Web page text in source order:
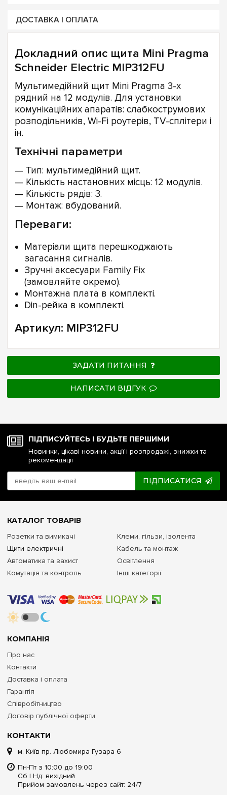
ДОСТАВКА І ОПЛАТА
Докладний опис щита Mini Pragma
Schneider Electric MIP312FU
Мультимедійний щит Mini Pragma 3-х
рядний на 12 модулів. Для установки
комунікаційних апаратів: слабкострумових
розподільників, Wi-Fi роутерів, TV-сплітери і
ін.
Технічні параметри
— Тип: мультимедійний щит.
— Кількість настановних місць: 12 модулів.
— Кількість рядів: 3.
— Монтаж: вбудований.
Переваги:
Матеріали щита перешкоджають
загасання сигналів.
Зручні аксесуари Family Fix
(замовляйте окремо).
Монтажна плата в комплекті.
Din-рейка в комплекті.
Артикул: MIP312FU
ЗАДАТИ ПИТАННЯ
НАПИСАТИ ВІДГУК
ПІДПИСУЙТЕСЬ І БУДЬТЕ ПЕРШИМИ
Новинки, цікаві новини, акції і розпродажі, знижки та
рекомендації
ПІДПИСАТИСЯ
КОНТАКТИ
м. Київ пр. Любомира Гузара 6
Пн-Пт з 10:00 до 19:00
Сб | Нд: вихідний
Прийом замовлень через сайт: 24/7
КОМПАНІЯ
Про нас
Контакти
Доставка і оплата
Гарантія
Співробітництво
Договір публічної оферти
КАТАЛОГ ТОВАРІВ
Розетки та вимикачі
Щити електричні
Автоматика та захист
Комутація та контроль
Клеми, гільзи, ізолента
Кабель та монтаж
Освітлення
Інші категорії